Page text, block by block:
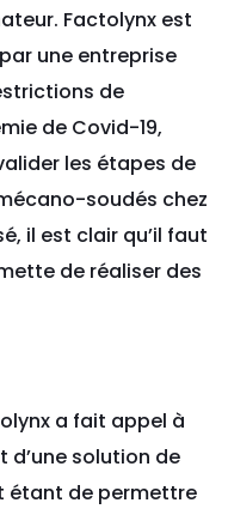
Factolynx est
une entreprise
de
de Covid-19,
les étapes de
soudés chez
il est clair qu’il faut
de réaliser des
a fait appel à
solution de
étant de permettre